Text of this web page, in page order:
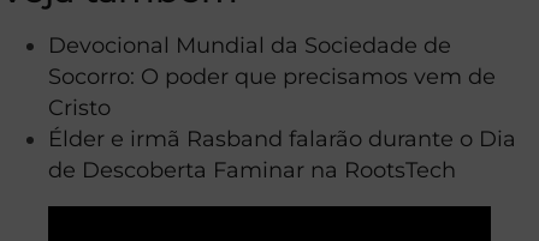
Devocional Mundial da Sociedade de
Socorro: O poder que precisamos vem de
Cristo
Élder e irmã Rasband falarão durante o Dia
de Descoberta Faminar na RootsTech